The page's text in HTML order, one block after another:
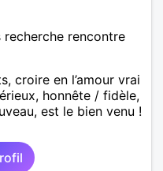
recherche rencontre
croire en l’amour vrai
honnête / fidèle,
est le bien venu !